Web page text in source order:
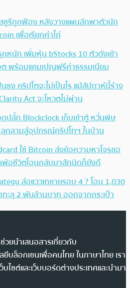
ซูรีถูกฟ้อง หลังวางแผนลักพาตัวนัก
เพื่อเรียกค่าไถ่
กหนัก เพิ่มหุ้น bStocks 10 ตัวดังเข้า
พร้อมแคมเปญฟรีค่าธรรมเนียม
ธง คริปโตจะไม่เป็นไร แม้สัปดาห์นี้ร่าง
Act จะโหวตไม่ผ่าน
ดปลั้ก Blockclock เก็บเข้าตู้ หวั่นพิษ
ลุกลามสู่อุปกรณ์คริปโทฯ ในบ้าน
ใช้ Bitcoin ส่งข้อความหาโจรขอ
พ้อชีวิตโอนกลับมาสักนิดก็ยังดี
ส่อแววเทขายรอบ 4 ? โอน 1,030
ทะลุ 2 พันล้านบาท ออกจากกระเป๋า
ยนำเสนอสารเกี่ยวกับ
ยีบล็อกเชนเพื่อคนไทย ในภาษาไทย เรา
ซต์และเว็บบอร์ดต่างประเทศและนำมา